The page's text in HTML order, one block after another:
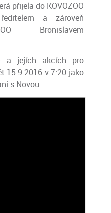
přijela do KOVOZOO
a zároveň
– Bronislavem
a jejích akcích pro
15.9.2016 v 7:20 jako
s Novou.